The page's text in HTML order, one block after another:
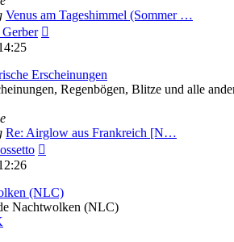
Venus am Tageshimmel (Sommer …
Erscheinungen
Regenbögen, Blitze und alle
Re: Airglow aus Frankreich [N…
(NLC)
Nachtwolken (NLC)